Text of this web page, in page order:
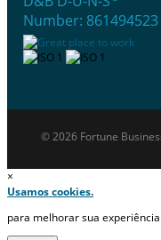
Number: 861494523
© 2026 Fortune
×
Usamos cookies.
para melhorar sua